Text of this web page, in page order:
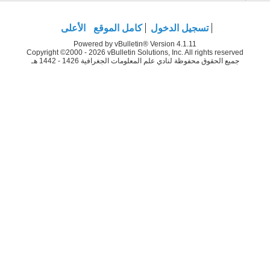
تسجيل الدخول كامل الموقع الأعلى
Powered by vBulletin® Version 4.1.11
Copyright ©2000 - 2026 vBulletin Solutions, Inc. All rights reserved
جميع الحقوق محفوظة لنادي علم المعلومات الجغرافية 1426 - 1442 هـ